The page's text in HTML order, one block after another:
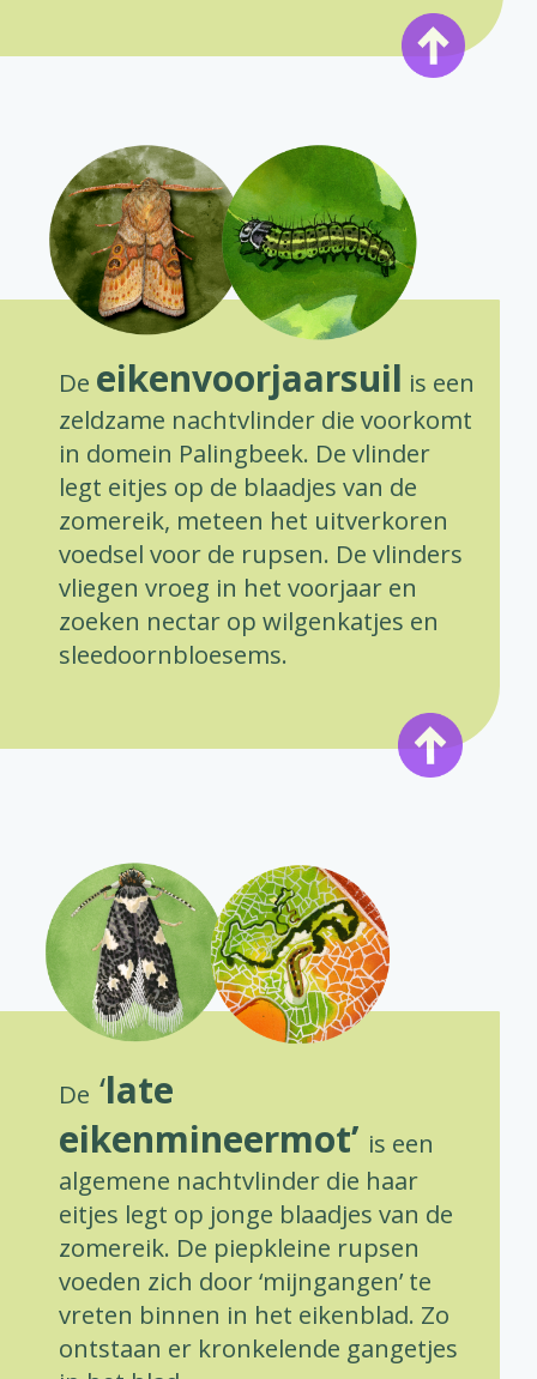
De ‘late
eikenmineermot’ is een
algemene nachtvlinder die haar
eitjes legt op jonge blaadjes van de
zomereik. De piepkleine rupsen
voeden zich door ‘mijngangen’ te
vreten binnen in het eikenblad. Zo
ontstaan er kronkelende gangetjes
De eikenvoorjaarsuil is een
zeldzame nachtvlinder die voorkomt
in domein Palingbeek. De vlinder
legt eitjes op de blaadjes van de
zomereik, meteen het uitverkoren
voedsel voor de rupsen. De vlinders
vliegen vroeg in het voorjaar en
zoeken nectar op wilgenkatjes en
sleedoornbloesems.